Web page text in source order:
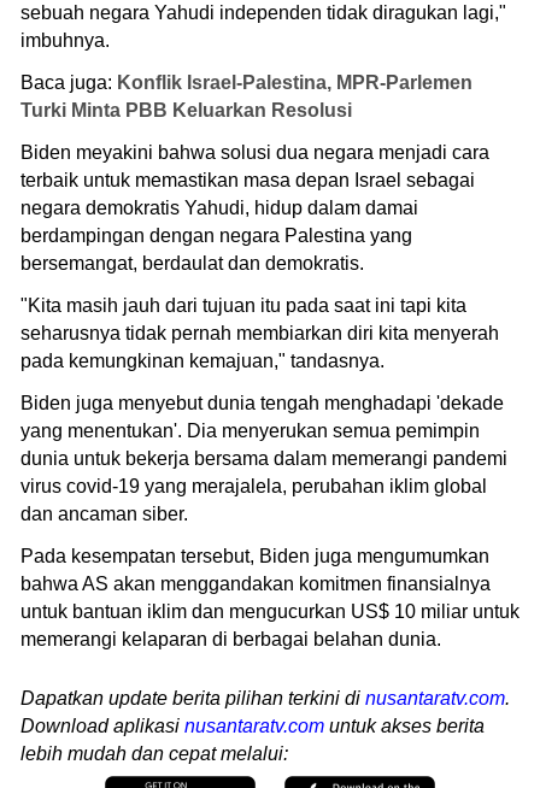
sebuah negara Yahudi independen tidak diragukan lagi,"
imbuhnya.
Baca juga: Konflik Israel-Palestina, MPR-Parlemen
Turki Minta PBB Keluarkan Resolusi
Biden meyakini bahwa solusi dua negara menjadi cara
terbaik untuk memastikan masa depan Israel sebagai
negara demokratis Yahudi, hidup dalam damai
berdampingan dengan negara Palestina yang
bersemangat, berdaulat dan demokratis.
"Kita masih jauh dari tujuan itu pada saat ini tapi kita
seharusnya tidak pernah membiarkan diri kita menyerah
pada kemungkinan kemajuan," tandasnya.
Biden juga menyebut dunia tengah menghadapi 'dekade
yang menentukan'. Dia menyerukan semua pemimpin
dunia untuk bekerja bersama dalam memerangi pandemi
virus covid-19 yang merajalela, perubahan iklim global
dan ancaman siber.
Pada kesempatan tersebut, Biden juga mengumumkan
bahwa AS akan menggandakan komitmen finansialnya
untuk bantuan iklim dan mengucurkan US$ 10 miliar untuk
memerangi kelaparan di berbagai belahan dunia.
Dapatkan update berita pilihan terkini di nusantaratv.com.
Download aplikasi nusantaratv.com untuk akses berita
lebih mudah dan cepat melalui: